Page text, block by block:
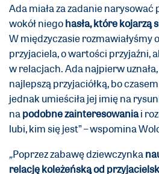
Ada miała za zadanie narysować
wokół niegohasła, które kojarzą
W międzyczasie rozmawiałyśmy
przyjaciela, o wartości przyjaźni,
w relacjach. Ada najpierw
najlepszą przyjaciółką, bo
jednak umieściła jej imię na
na podobne zainteresowaniai
lubi, kim się jest” – wspomina
„Poprzez zabawę dziewczynka
relację koleżeńską od